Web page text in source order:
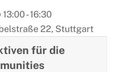
13:00-16:30
22, Stuttgart
für die